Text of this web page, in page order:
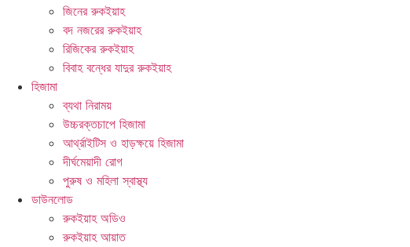
জিনের রুকইয়াহ
বদ নজরের রুকইয়াহ
রিজিকের রুকইয়াহ
বিবাহ বন্ধের যাদুর রুকইয়াহ
হিজামা
ব্যথা নিরাময়
উচ্চরক্তচাপে হিজামা
আর্থ্রাইটিস ও হাড়ক্ষয়ে হিজামা
দীর্ঘমেয়াদী রোগ
পুরুষ ও মহিলা স্বাস্থ্য
ডাউনলোড
রুকইয়াহ অডিও
রুকইয়াহ আয়াত